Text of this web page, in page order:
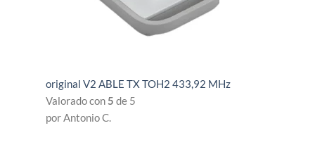
original V2 ABLE TX TOH2 433,92 MHz
Valorado con5 de 5
por Antonio C.